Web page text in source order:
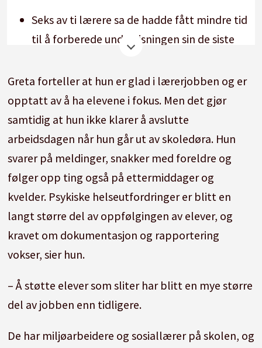
Seks av ti lærere sa de hadde fått mindre tid
til å forberede undervisningen sin de siste
Halvparten av lærerne utførte jevnlig
arbeid som hører til rådgiver-, sosiallærer-
eller skolehelsetjenesten.
Halvparten av lærerne utførte jevnlig
arbeidsoppgaver som er å regne som
vaktmester- eller rengjøringsoppgaver
Hver tredje lærer gjorde daglig eller flere
ganger i uken arbeid som like godt kunne
vært gjort av kontorpersonell.
Greta forteller at hun er glad i lærerjobben og er
opptatt av å ha elevene i fokus. Men det gjør
samtidig at hun ikke klarer å avslutte
arbeidsdagen når hun går ut av skoledøra. Hun
svarer på meldinger, snakker med foreldre og
følger opp ting også på ettermiddager og
kvelder. Psykiske helseutfordringer er blitt en
langt større del av oppfølgingen av elever, og
kravet om dokumentasjon og rapportering
vokser, sier hun.
– Å støtte elever som sliter har blitt en mye større
del av jobben enn tidligere.
De har miljøarbeidere og sosiallærer på skolen, og